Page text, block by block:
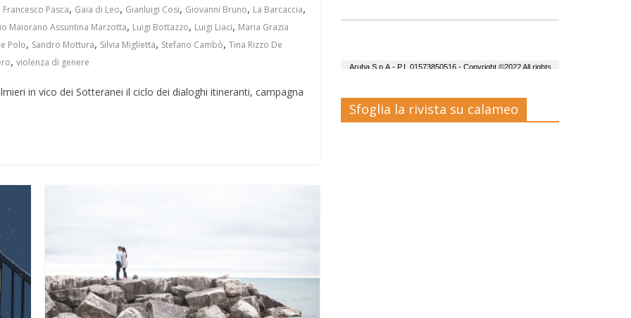
Francesco Pasca, Gaia di Leo, Gianluigi Cosi, Giovanni Bruno, La Barcaccia,
Maiorano Assuntina Marzotta, Luigi Bottazzo, Luigi Liaci, Maria Grazia
Polo, Sandro Mottura, Silvia Miglietta, Stefano Cambò, Tina Rizzo De
, violenza di genere
in vico dei Sotteranei il ciclo dei dialoghi itineranti, campagna
Sfoglia la rivista su calameo